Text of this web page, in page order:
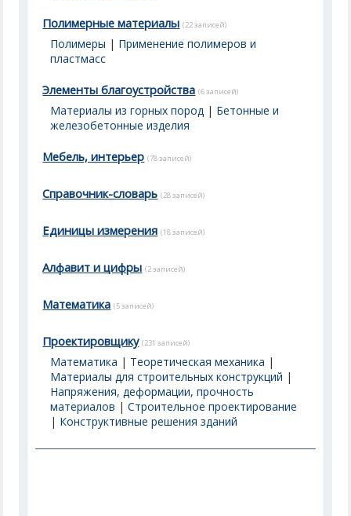
Полимерные материалы (22 записей)
Полимеры | Применение полимеров и
пластмасс
Элементы благоустройства (6 записей)
Материалы из горных пород | Бетонные и
железобетонные изделия
Мебель, интерьер (78 записей)
Справочник-словарь (28 записей)
Единицы измерения (18 записей)
Алфавит и цифры (2 записей)
Математика (5 записей)
Проектировщику (231 записей)
Математика | Теоретическая механика |
Материалы для строительных конструкций |
Напряжения, деформации, прочность
материалов |Строительное проектирование
| Конструктивные решения зданий